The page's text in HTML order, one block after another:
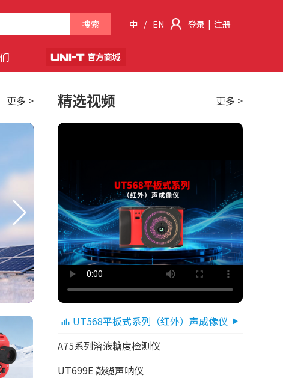
搜索 中 / EN 登录 | 注册
更多 > 精选视频 更多 >
UT568平板式系列（红外）声成像仪
A75系列溶液糖度检测仪
UT699E 敲缆声呐仪